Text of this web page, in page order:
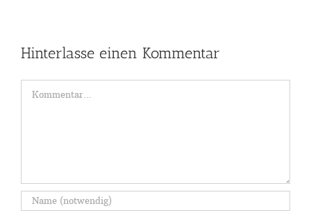
Hinterlasse einen Kommentar
Kommentar